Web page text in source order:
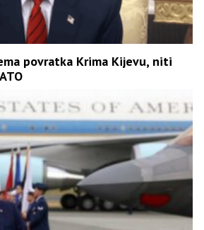
povratka Krima Kijevu, niti